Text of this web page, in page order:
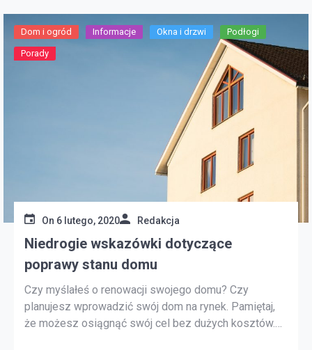
Dom i ogród Informacje Okna i drzwi Podłogi
Porady
On 6 lutego, 2020 Redakcja
Niedrogie wskazówki dotyczące
poprawy stanu domu
Czy myślałeś o renowacji swojego domu? Czy
planujesz wprowadzić swój dom na rynek. Pamiętaj,
że możesz osiągnąć swój cel bez dużych kosztów.